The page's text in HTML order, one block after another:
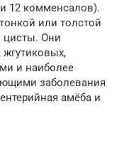
12 комменсалов).
или толстой
цисты. Они
жгутиковых,
и наиболее
заболевания
амёба и